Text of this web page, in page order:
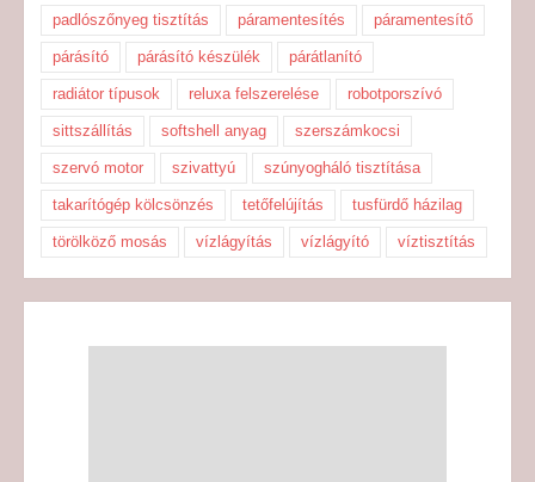
padlószőnyeg tisztítás páramentesítés páramentesítő
párásító párásító készülék párátlanító
radiátor típusok reluxa felszerelése robotporszívó
sittszállítás softshell anyag szerszámkocsi
szervó motor szivattyú szúnyogháló tisztítása
takarítógép kölcsönzés tetőfelújítás tusfürdő házilag
törölköző mosás vízlágyítás vízlágyító víztisztítás